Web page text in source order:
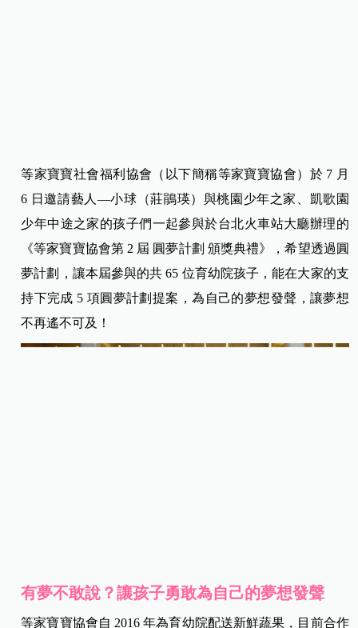
等家寶寶社會福利協會（以下簡稱等家寶寶協會）於 7 月
6 日邀請藝人—小球（莊鵑瑛）與桃園少年之家、凱歌園
少年中途之家的孩子們一起參與於台北火車站大廳辦理的
《等家寶寶協會第 2 屆 圓夢計劃 頒獎典禮》，希望透過圓
夢計劃，讓本屆參與的共 65 位育幼院孩子，能在大家的支
持下完成 5 項圓夢計劃提案，為自己的夢想發聲，讓夢想
不再遙不可及！
有夢不敢說？讓孩子勇敢為自己的夢想發聲
等家寶寶協會自 2016 年為育幼院配送新鮮蔬果，目前合作